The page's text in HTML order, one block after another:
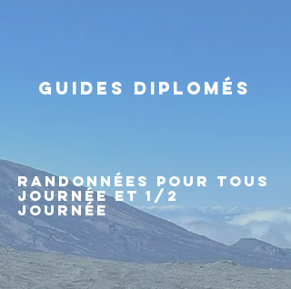
GUIDES DIPLOMÉS
RANDONNÉES POUR TOUS
JOURNÉE ET 1/2
JOURNÉE